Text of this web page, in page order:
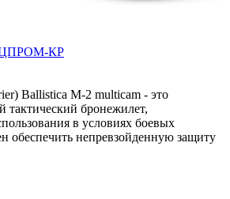
КР
Ballistica М-2 multicam - это
тактический бронежилет,
в условиях боевых
обеспечить непревзойденную защиту